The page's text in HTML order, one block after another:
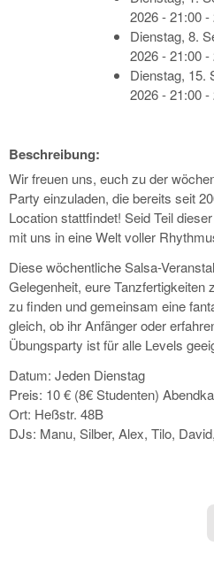
2026 - 21:00 -
Dienstag, 8.
2026 - 21:00 -
Dienstag, 15.
2026 - 21:00 -
Beschreibung:
Wir freuen uns, euch zu der
Party einzuladen, die bereits seit
Location stattfindet! Seid Teil
mit uns in eine Welt voller
Diese wöchentliche Salsa-
Gelegenheit, eure Tanzfertigkeiten
zu finden und gemeinsam eine
gleich, ob ihr Anfänger oder
Übungsparty ist für alle Levels
Datum: Jeden Dienstag
Preis: 10 € (8€ Studenten)
Ort: Heßstr. 48B
DJs: Manu, Silber, Alex, Tilo,